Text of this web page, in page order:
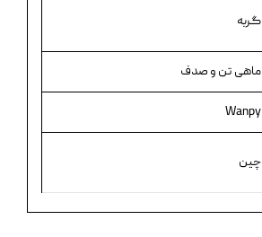
گربه
ماهی تن و صدف
Wanpy
چین